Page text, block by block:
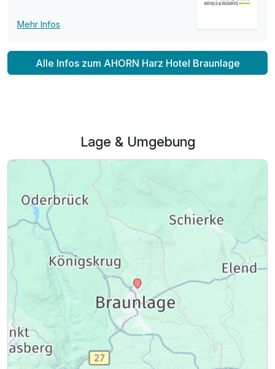
Ausstattung
Zusatznächte
Für 4 Tage 582,00 €
Mehr Infos
Alle Infos zum AHORN Harz Hotel Braunlage
Lage & Umgebung